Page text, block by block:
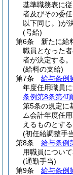
基準職務表に
者及びその委
以下同じ。)が
(号給)
第6条
新たに給
職員となった
者が決定する。
(給料の支給)
第7条
給与条例
年度任用職員に
条例第8条第4項
第5条の規定に
ム会計年度任
えるものとする
(初任給調整手
第8条
給与条例
用職員について
(通勤手当)
第9条
給与条例